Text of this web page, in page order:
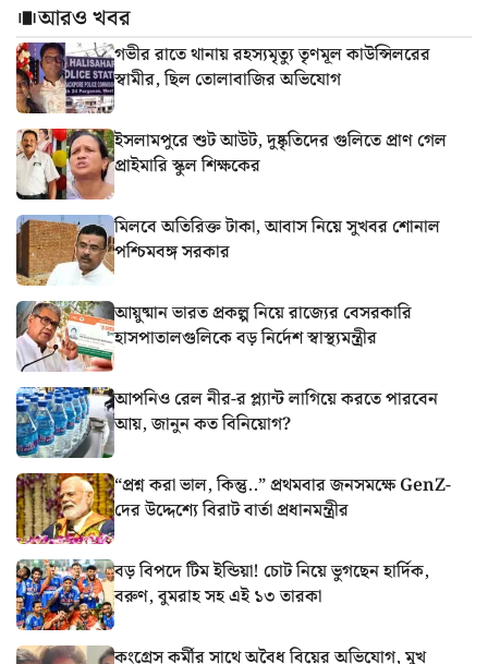
আরও খবর
গভীর রাতে থানায় রহস্যমৃত্যু তৃণমূল কাউন্সিলরের
স্বামীর, ছিল তোলাবাজির অভিযোগ
ইসলামপুরে শুট আউট, দুষ্কৃতিদের গুলিতে প্রাণ গেল
প্রাইমারি স্কুল শিক্ষকের
মিলবে অতিরিক্ত টাকা, আবাস নিয়ে সুখবর শোনাল
পশ্চিমবঙ্গ সরকার
আয়ুষ্মান ভারত প্রকল্প নিয়ে রাজ্যের বেসরকারি
হাসপাতালগুলিকে বড় নির্দেশ স্বাস্থ্যমন্ত্রীর
আপনিও রেল নীর-র প্ল্যান্ট লাগিয়ে করতে পারবেন
আয়, জানুন কত বিনিয়োগ?
“প্রশ্ন করা ভাল, কিন্তু..” প্রথমবার জনসমক্ষে GenZ-
দের উদ্দেশ্যে বিরাট বার্তা প্রধানমন্ত্রীর
বড় বিপদে টিম ইন্ডিয়া! চোট নিয়ে ভুগছেন হার্দিক,
বরুণ, বুমরাহ সহ এই ১৩ তারকা
কংগ্রেস কর্মীর সাথে অবৈধ বিয়ের অভিযোগ, মুখ